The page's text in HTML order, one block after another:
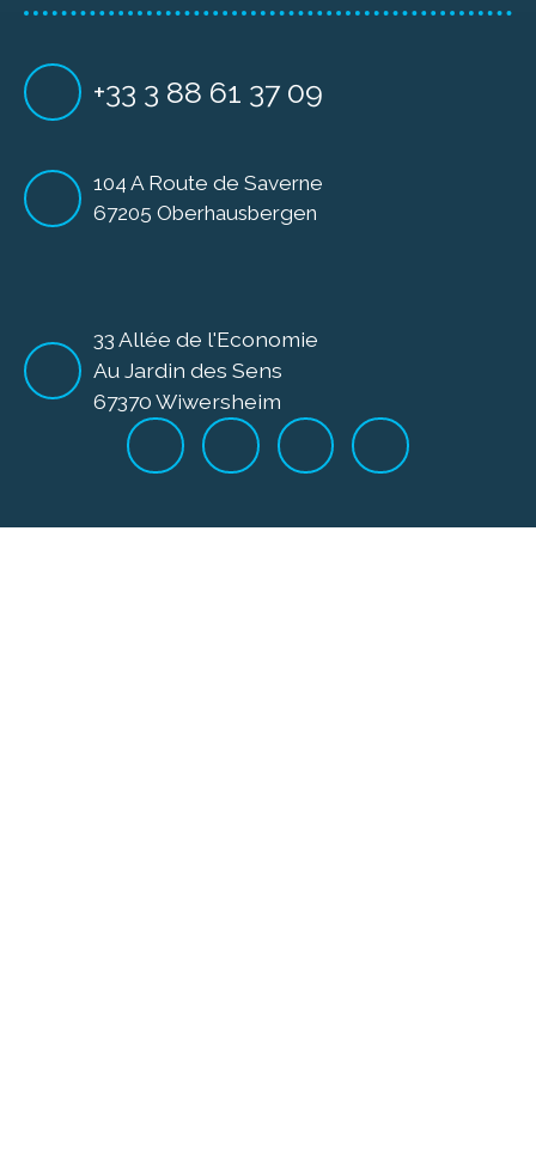
+33 3 88 61 37 09
104 A Route de Saverne
67205 Oberhausbergen
33 Allée de l'Economie
Au Jardin des Sens
67370 Wiwersheim